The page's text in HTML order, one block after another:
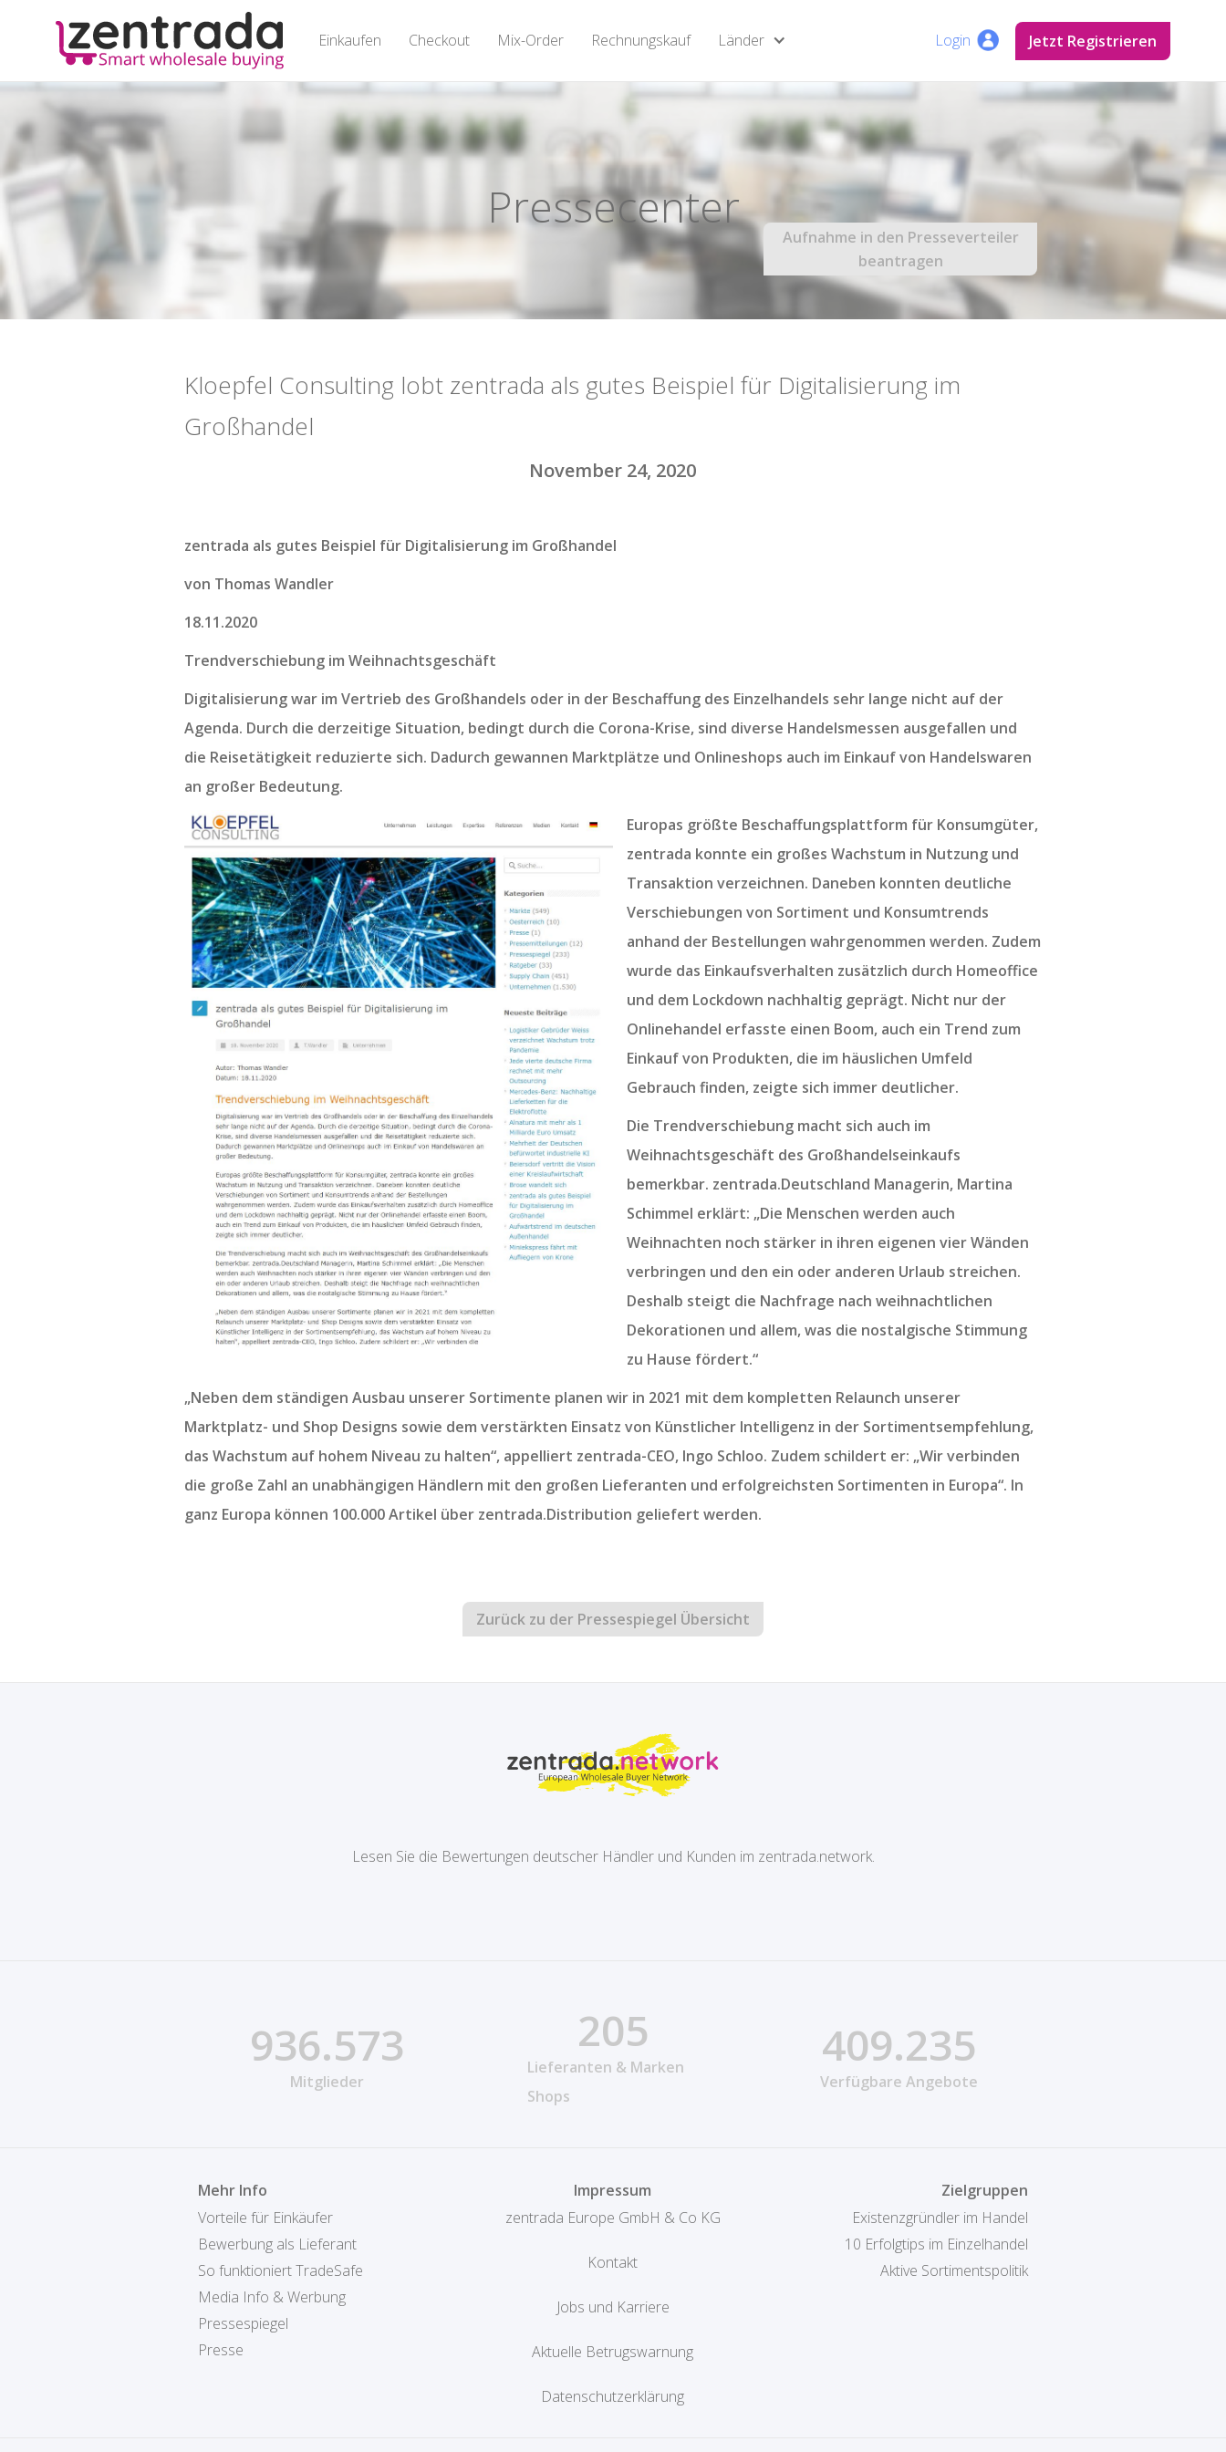
Einkaufen Checkout Mix-Order Rechnungskauf Länder Login Jetzt Registrieren
Pressecenter
Aufnahme in den Presseverteiler
beantragen
Kloepfel Consulting lobt zentrada als gutes Beispiel für Digitalisierung im
Großhandel
November 24, 2020
zentrada als gutes Beispiel für Digitalisierung im Großhandel
von Thomas Wandler
18.11.2020
Trendverschiebung im Weihnachtsgeschäft
Digitalisierung war im Vertrieb des Großhandels oder in der Beschaffung des Einzelhandels sehr lange nicht auf der
Agenda. Durch die derzeitige Situation, bedingt durch die Corona-Krise, sind diverse Handelsmessen ausgefallen und
die Reisetätigkeit reduzierte sich. Dadurch gewannen Marktplätze und Onlineshops auch im Einkauf von Handelswaren
an großer Bedeutung.
Europas größte Beschaffungsplattform für Konsumgüter,
zentrada konnte ein großes Wachstum in Nutzung und
Transaktion verzeichnen. Daneben konnten deutliche
Verschiebungen von Sortiment und Konsumtrends
anhand der Bestellungen wahrgenommen werden. Zudem
wurde das Einkaufsverhalten zusätzlich durch Homeoffice
und dem Lockdown nachhaltig geprägt. Nicht nur der
Onlinehandel erfasste einen Boom, auch ein Trend zum
Einkauf von Produkten, die im häuslichen Umfeld
Gebrauch finden, zeigte sich immer deutlicher.
Die Trendverschiebung macht sich auch im
Weihnachtsgeschäft des Großhandelseinkaufs
bemerkbar. zentrada.Deutschland Managerin, Martina
Schimmel erklärt: „Die Menschen werden auch
Weihnachten noch stärker in ihren eigenen vier Wänden
verbringen und den ein oder anderen Urlaub streichen.
Deshalb steigt die Nachfrage nach weihnachtlichen
Dekorationen und allem, was die nostalgische Stimmung
zu Hause fördert.“
„Neben dem ständigen Ausbau unserer Sortimente planen wir in 2021 mit dem kompletten Relaunch unserer
Marktplatz- und Shop Designs sowie dem verstärkten Einsatz von Künstlicher Intelligenz in der Sortimentsempfehlung,
das Wachstum auf hohem Niveau zu halten“, appelliert zentrada-CEO, Ingo Schloo. Zudem schildert er: „Wir verbinden
die große Zahl an unabhängigen Händlern mit den großen Lieferanten und erfolgreichsten Sortimenten in Europa“. In
ganz Europa können 100.000 Artikel über zentrada.Distribution geliefert werden.
Zurück zu der Pressespiegel Übersicht
Lesen Sie die Bewertungen deutscher Händler und Kunden im zentrada.network.
936.573
Mitglieder
205
Lieferanten & Marken
Shops
409.235
Verfügbare Angebote
Mehr Info
Vorteile für Einkäufer
Bewerbung als Lieferant
So funktioniert TradeSafe
Media Info & Werbung
Pressespiegel
Presse
Impressum
zentrada Europe GmbH & Co KG
Kontakt
Jobs und Karriere
Aktuelle Betrugswarnung
Datenschutzerklärung
Zielgruppen
Existenzgründler im Handel
10 Erfolgtips im Einzelhandel
Aktive Sortimentspolitik